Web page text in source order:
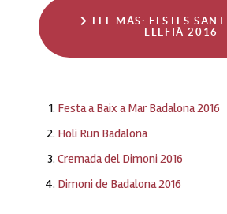
LEE MÁS: FESTES
LLEFIÀ 2016
Festa a Baix a Mar Badalona 2016
Holi Run Badalona
Cremada del Dimoni 2016
Dimoni de Badalona 2016